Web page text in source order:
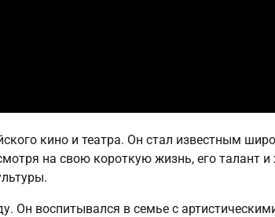
кино и театра. Он стал известным
на свою короткую жизнь, его талант и
Он воспитывался в семье с